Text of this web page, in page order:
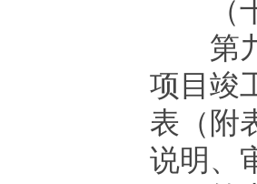
（十
第九
项目竣
表（附
说明、